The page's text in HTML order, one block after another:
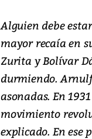
Alguien debe
mayor recaía en
Zurita y Bolívar
durmiendo.
asonadas. En
movimiento
explicado. En ese